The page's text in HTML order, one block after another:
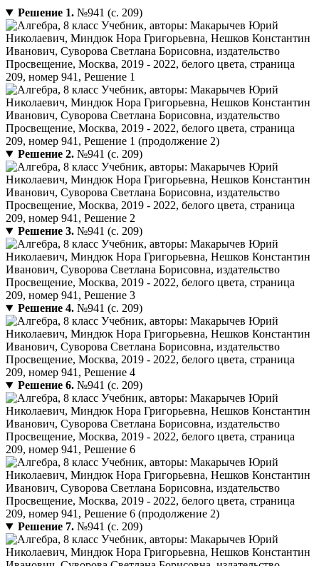
Решение 1.№941 (с. 209)
Решение 2.№941 (с. 209)
Решение 3.№941 (с. 209)
Решение 4.№941 (с. 209)
Решение 6.№941 (с. 209)
Решение 7.№941 (с. 209)